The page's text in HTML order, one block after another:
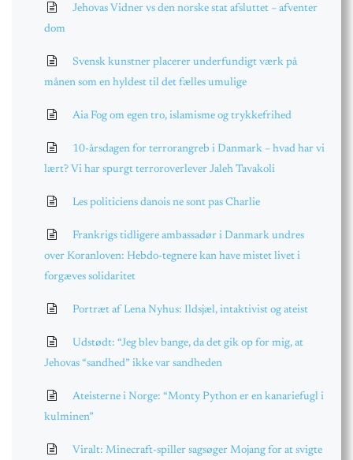
Jehovas Vidner vs den norske stat afsluttet – afventer
dom
Svensk kunstner placerer underfundigt værk på
månen som en hyldest til det fælles umulige
Aia Fog om egen tro, islamisme og trykkefrihed
10-årsdagen for terrorangreb i Danmark – hvad har vi
lært? Vi har spurgt terroroverlever Jaleh Tavakoli
Les politiciens danois ne sont pas Charlie
Frankrigs tidligere ambassadør i Danmark undres
over Koranloven: Hebdo-tegnere kan have mistet livet i
forgæves solidaritet
Portræt af Lena Nyhus: Ildsjæl, intaktivist og ateist
Udstødt: “Jeg blev bange, da det gik op for mig, at
Jehovas “sandhed” ikke var sandheden
Ateisterne i Norge: “Monty Python er en kanariefugl i
kulminen”
Viralt: Minecraft-spiller sagsøger Mojang for at svigte